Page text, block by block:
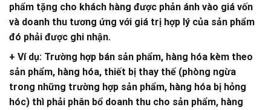
phẩm tặng cho khách hàng được phản ánh vào giá vốn
và doanh thu tương ứng với giá trị hợp lý của sản phẩm
đó phải được ghi nhận.
+ Ví dụ: Trường hợp bán sản phẩm, hàng hóa kèm theo
sản phẩm, hàng hóa, thiết bị thay thế (phòng ngừa
trong những trường hợp sản phẩm, hàng hóa bị hỏng
hóc) thì phải phân bổ doanh thu cho sản phẩm, hàng